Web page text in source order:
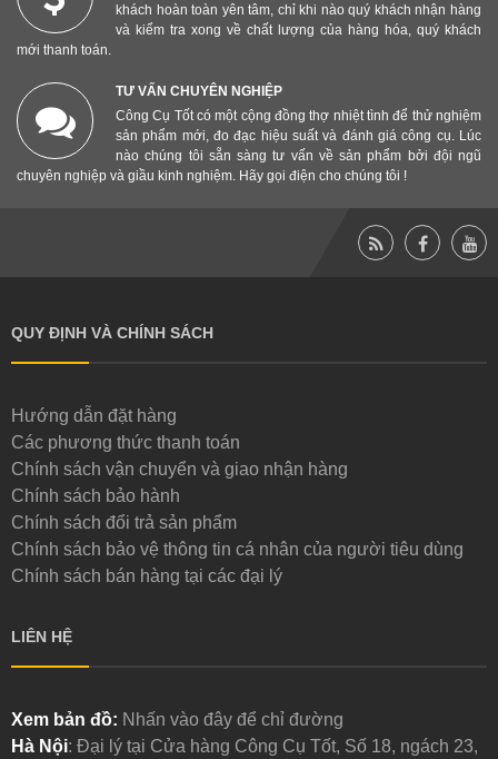
khách hoàn toàn yên tâm, chỉ khi nào quý khách nhận hàng
và kiểm tra xong về chất lượng của hàng hóa, quý khách
mới thanh toán.
TƯ VẤN CHUYÊN NGHIỆP
Công Cụ Tốt có một cộng đồng thợ nhiệt tình để thử nghiệm
sản phẩm mới, đo đạc hiệu suất và đánh giá công cụ. Lúc
nào chúng tôi sẵn sàng tư vấn về sản phẩm bởi đội ngũ
chuyên nghiệp và giầu kinh nghiệm. Hãy gọi điện cho chúng tôi !
QUY ĐỊNH VÀ CHÍNH SÁCH
Hướng dẫn đặt hàng
Các phương thức thanh toán
Chính sách vận chuyển và giao nhận hàng
Chính sách bảo hành
Chính sách đổi trả sản phẩm
Chính sách bảo vệ thông tin cá nhân của người tiêu dùng
Chính sách bán hàng tại các đại lý
LIÊN HỆ
Xem bản đồ: Nhấn vào đây để chỉ đường
Hà Nội: Đại lý tại Cửa hàng Công Cụ Tốt, Số 18, ngách 23,